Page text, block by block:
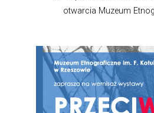
otwarcia Muzeum